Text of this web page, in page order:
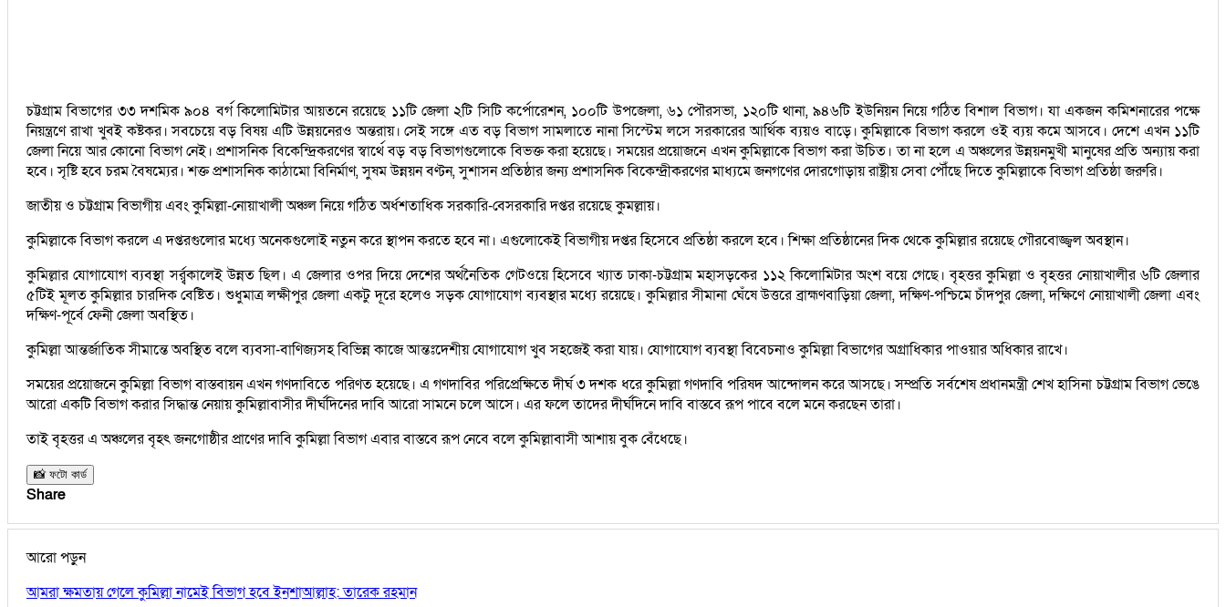
চট্টগ্রাম বিভাগের ৩৩ দশমিক ৯০৪ বর্গ কিলোমিটার আয়তনে রয়েছে ১১টি জেলা ২টি সিটি কর্পোরেশন, ১০০টি উপজেলা, ৬১ পৌরসভা, ১২০টি থানা, ৯৪৬টি ইউনিয়ন নিয়ে গঠিত বিশাল বিভাগ। যা একজন কমিশনারের পক্ষে
নিয়ন্ত্রণে রাখা খুবই কষ্টকর। সবচেয়ে বড় বিষয় এটি উন্নয়নেরও অন্তরায়। সেই সঙ্গে এত বড় বিভাগ সামলাতে নানা সিস্টেম লসে সরকারের আর্থিক ব্যয়ও বাড়ে। কুমিল্লাকে বিভাগ করলে ওই ব্যয় কমে আসবে। দেশে এখন ১১টি
জেলা নিয়ে আর কোনো বিভাগ নেই। প্রশাসনিক বিকেন্দ্রিকরণের স্বার্থে বড় বড় বিভাগগুলোকে বিভক্ত করা হয়েছে। সময়ের প্রয়োজনে এখন কুমিল্লাকে বিভাগ করা উচিত। তা না হলে এ অঞ্চলের উন্নয়নমুখী মানুষের প্রতি অন্যায় করা
হবে। সৃষ্টি হবে চরম বৈষম্যের। শক্ত প্রশাসনিক কাঠামো বিনির্মাণ, সুষম উন্নয়ন বণ্টন, সুশাসন প্রতিষ্ঠার জন্য প্রশাসনিক বিকেন্দ্রীকরণের মাধ্যমে জনগণের দোরগোড়ায় রাষ্ট্রীয় সেবা পৌঁছে দিতে কুমিল্লাকে বিভাগ প্রতিষ্ঠা জরুরি।
জাতীয় ও চট্টগ্রাম বিভাগীয় এবং কুমিল্লা-নোয়াখালী অঞ্চল নিয়ে গঠিত অর্ধশতাধিক সরকারি-বেসরকারি দপ্তর রয়েছে কুমল্লায়।
কুমিল্লাকে বিভাগ করলে এ দপ্তরগুলোর মধ্যে অনেকগুলোই নতুন করে স্থাপন করতে হবে না। এগুলোকেই বিভাগীয় দপ্তর হিসেবে প্রতিষ্ঠা করলে হবে। শিক্ষা প্রতিষ্ঠানের দিক থেকে কুমিল্লার রয়েছে গৌরবোজ্জ্বল অবস্থান।
কুমিল্লার যোগাযোগ ব্যবস্থা সর্র্বকালেই উন্নত ছিল। এ জেলার ওপর দিয়ে দেশের অর্থনৈতিক গেটওয়ে হিসেবে খ্যাত ঢাকা-চট্টগ্রাম মহাসড়কের ১১২ কিলোমিটার অংশ বয়ে গেছে। বৃহত্তর কুমিল্লা ও বৃহত্তর নোয়াখালীর ৬টি জেলার
৫টিই মূলত কুমিল্লার চারদিক বেষ্টিত। শুধুমাত্র লক্ষীপুর জেলা একটু দূরে হলেও সড়ক যোগাযোগ ব্যবস্থার মধ্যে রয়েছে। কুমিল্লার সীমানা ঘেঁষে উত্তরে ব্রাহ্মণবাড়িয়া জেলা, দক্ষিণ-পশ্চিমে চাঁদপুর জেলা, দক্ষিণে নোয়াখালী জেলা এবং
দক্ষিণ-পূর্বে ফেনী জেলা অবস্থিত।
কুমিল্লা আন্তর্জাতিক সীমান্তে অবস্থিত বলে ব্যবসা-বাণিজ্যসহ বিভিন্ন কাজে আন্তঃদেশীয় যোগাযোগ খুব সহজেই করা যায়। যোগাযোগ ব্যবস্থা বিবেচনাও কুমিল্লা বিভাগের অগ্রাধিকার পাওয়ার অধিকার রাখে।
সময়ের প্রয়োজনে কুমিল্লা বিভাগ বাস্তবায়ন এখন গণদাবিতে পরিণত হয়েছে। এ গণদাবির পরিপ্রেক্ষিতে দীর্ঘ ৩ দশক ধরে কুমিল্লা গণদাবি পরিষদ আন্দোলন করে আসছে। সম্প্রতি সর্বশেষ প্রধানমন্ত্রী শেখ হাসিনা চট্টগ্রাম বিভাগ ভেঙে
আরো একটি বিভাগ করার সিদ্ধান্ত নেয়ায় কুমিল্লাবাসীর দীর্ঘদিনের দাবি আরো সামনে চলে আসে। এর ফলে তাদের দীর্ঘদিনে দাবি বাস্তবে রূপ পাবে বলে মনে করছেন তারা।
তাই বৃহত্তর এ অঞ্চলের বৃহৎ জনগোষ্ঠীর প্রাণের দাবি কুমিল্লা বিভাগ এবার বাস্তবে রূপ নেবে বলে কুমিল্লাবাসী আশায় বুক বেঁধেছে।
📸 ফটো কার্ড
Share
আরো পড়ুন
আমরা ক্ষমতায় গেলে কুমিল্লা নামেই বিভাগ হবে ইনশাআল্লাহ: তারেক রহমান